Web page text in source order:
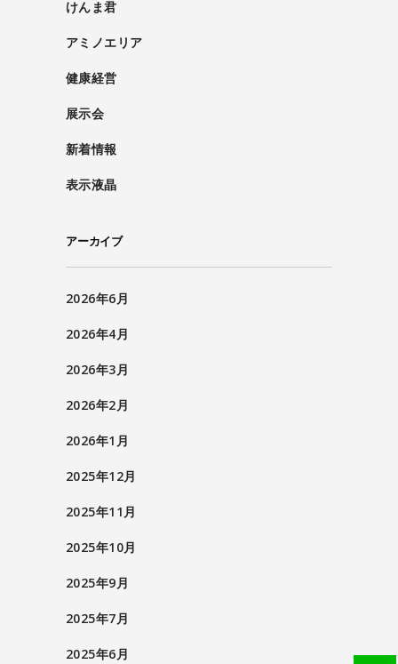
けんま君
アミノエリア
健康経営
展示会
新着情報
表示液晶
アーカイブ
2026年6月
2026年4月
2026年3月
2026年2月
2026年1月
2025年12月
2025年11月
2025年10月
2025年9月
2025年7月
2025年6月